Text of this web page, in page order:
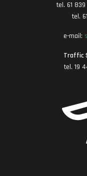
tel. 61
tel.
e-mail:
Traffic
tel. 19